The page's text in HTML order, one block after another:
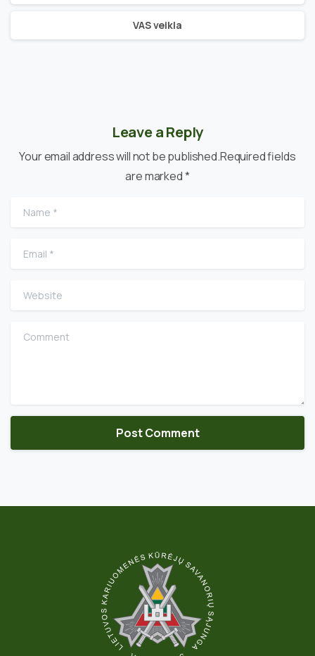
VAS veikla
Leave a Reply
Your email address will not be published.Required fields
are marked *
Name
Email
Website
Comment